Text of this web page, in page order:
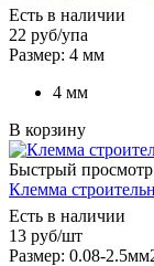
Есть в наличии
22 руб/упа
Размер: 4 мм
4 мм
В корзину
Быстрый просмотр
Клемма
Есть в наличии
13 руб/шт
Размер: 0.08-